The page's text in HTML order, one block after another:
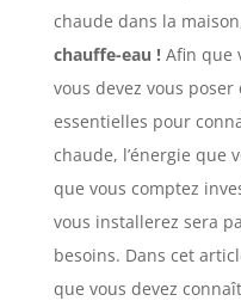
chaude dans la
chauffe-eau !Afin que
vous devez vous
essentielles pour
chaude, l’énergie que
que vous comptez
vous installerez sera
besoins. Dans cet
que vous devez